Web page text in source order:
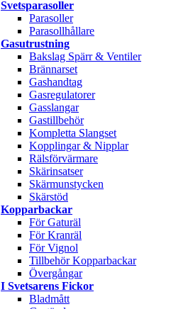
Svetsparasoller
Parasoller
Parasollhållare
Gasutrustning
Bakslag Spärr & Ventiler
Brännarset
Gashandtag
Gasregulatorer
Gasslangar
Gastillbehör
Kompletta Slangset
Kopplingar & Nipplar
Rälsförvärmare
Skärinsatser
Skärmunstycken
Skärstöd
Kopparbackar
För Gaturäl
För Kranräl
För Vignol
Tillbehör Kopparbackar
Övergångar
I Svetsarens Fickor
Bladmått